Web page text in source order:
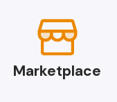
Marketplace